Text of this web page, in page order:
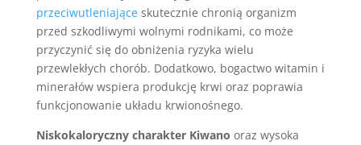
przeciwutleniająceskutecznie chronią organizm
przed szkodliwymi wolnymi rodnikami, co może
przyczynić się do obniżenia ryzyka wielu
przewlekłych chorób. Dodatkowo, bogactwo witamin i
minerałów wspiera produkcję krwi oraz poprawia
funkcjonowanie układu krwionośnego.
Niskokaloryczny charakter Kiwano oraz wysoka